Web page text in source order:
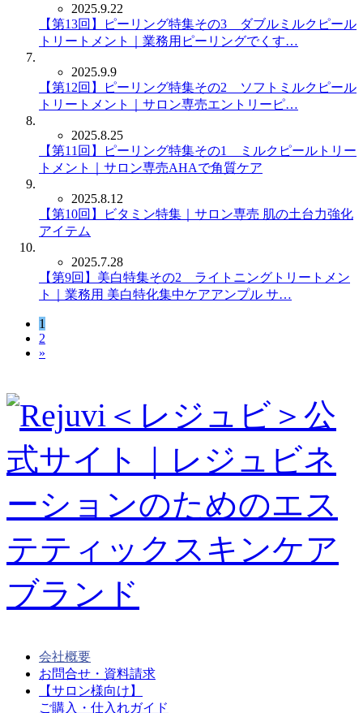
2025.9.22
【第13回】ピーリング特集その3 ダブルミルクピール
トリートメント｜業務用ピーリングでくす…
2025.9.9
【第12回】ピーリング特集その2 ソフトミルクピール
トリートメント｜サロン専売エントリーピ…
2025.8.25
【第11回】ピーリング特集その1 ミルクピールトリー
トメント｜サロン専売AHAで角質ケア
2025.8.12
【第10回】ビタミン特集｜サロン専売 肌の土台力強化
アイテム
2025.7.28
【第9回】美白特集その2 ライトニングトリートメン
ト｜業務用 美白特化集中ケアアンプル サ…
1
2
»
会社概要
お問合せ・資料請求
【サロン様向け】
ご購入・仕入れガイド